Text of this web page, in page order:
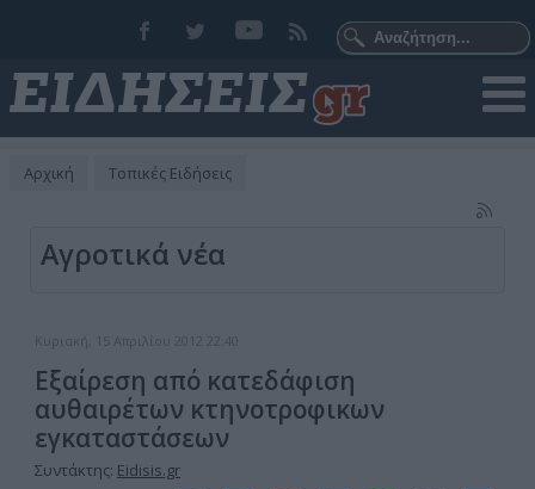
Αρχική Τοπικές Ειδήσεις
Αγροτικά νέα
Κυριακή, 15 Απριλίου 2012 22:40
Εξαίρεση από κατεδάφιση
αυθαιρέτων κτηνοτροφικων
εγκαταστάσεων
Συντάκτης: Eidisis.gr